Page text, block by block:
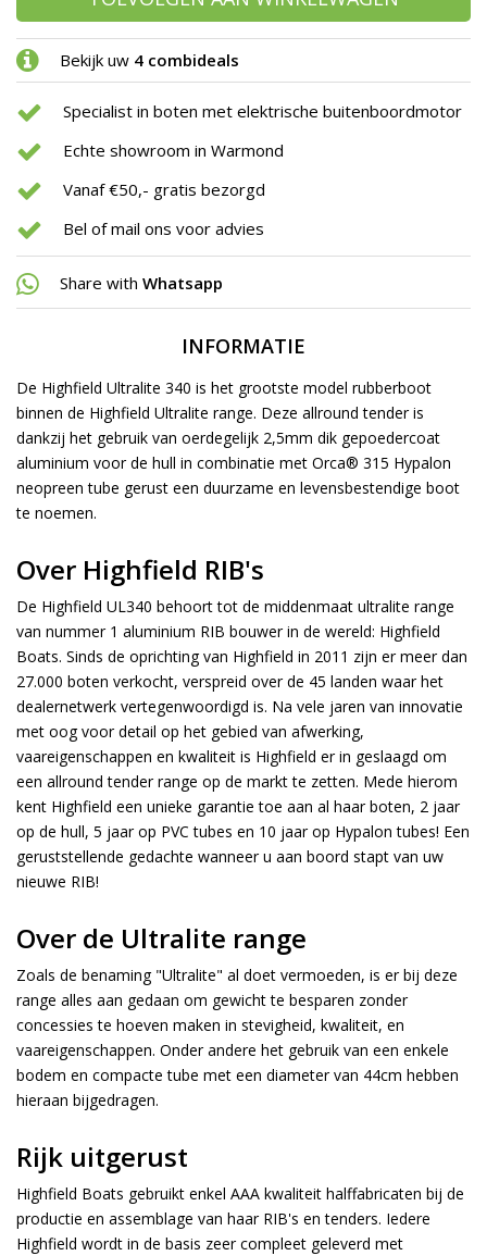
Bekijk uw 4 combideals
Specialist in boten met elektrische buitenboordmotor
Echte showroom in Warmond
Vanaf €50,- gratis bezorgd
Bel of mail ons voor advies
Share with Whatsapp
INFORMATIE
De Highfield Ultralite 340 is het grootste model rubberboot
binnen de Highfield Ultralite range. Deze allround tender is
dankzij het gebruik van oerdegelijk 2,5mm dik gepoedercoat
aluminium voor de hull in combinatie met Orca® 315 Hypalon
neopreen tube gerust een duurzame en levensbestendige boot
te noemen.
Over Highfield RIB's
De Highfield UL340 behoort tot de middenmaat ultralite range
van nummer 1 aluminium RIB bouwer in de wereld: Highfield
Boats. Sinds de oprichting van Highfield in 2011 zijn er meer dan
27.000 boten verkocht, verspreid over de 45 landen waar het
dealernetwerk vertegenwoordigd is. Na vele jaren van innovatie
met oog voor detail op het gebied van afwerking,
vaareigenschappen en kwaliteit is Highfield er in geslaagd om
een allround tender range op de markt te zetten. Mede hierom
kent Highfield een unieke garantie toe aan al haar boten, 2 jaar
op de hull, 5 jaar op PVC tubes en 10 jaar op Hypalon tubes! Een
geruststellende gedachte wanneer u aan boord stapt van uw
nieuwe RIB!
Over de Ultralite range
Zoals de benaming "Ultralite" al doet vermoeden, is er bij deze
range alles aan gedaan om gewicht te besparen zonder
concessies te hoeven maken in stevigheid, kwaliteit, en
vaareigenschappen. Onder andere het gebruik van een enkele
bodem en compacte tube met een diameter van 44cm hebben
hieraan bijgedragen.
Rijk uitgerust
Highfield Boats gebruikt enkel AAA kwaliteit halffabricaten bij de
productie en assemblage van haar RIB's en tenders. Iedere
Highfield wordt in de basis zeer compleet geleverd met